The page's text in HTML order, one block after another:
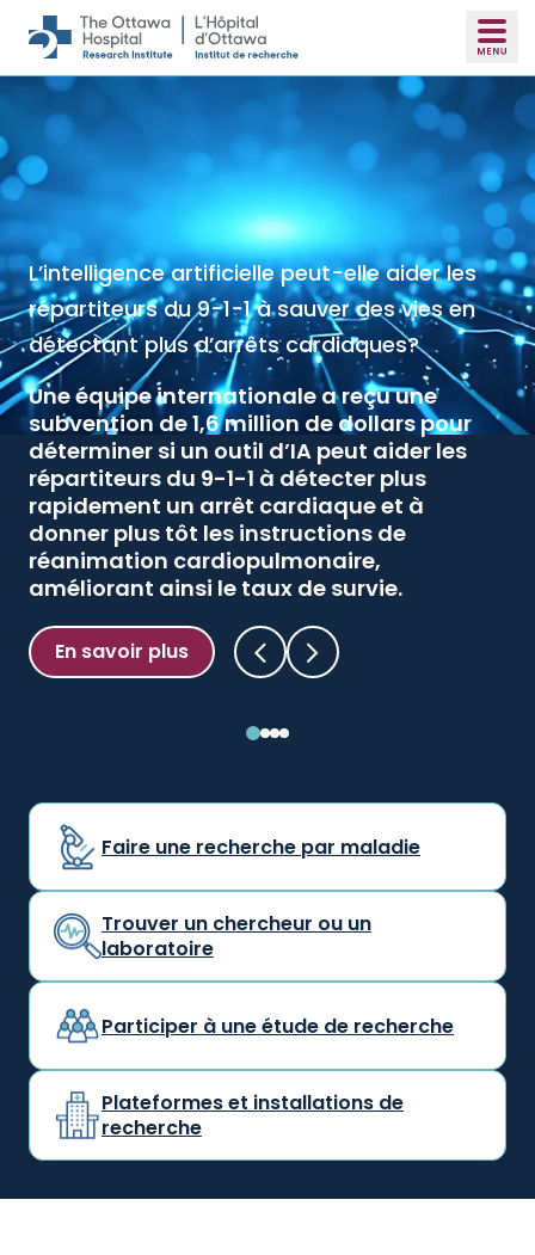
Skip to main content
L’intelligence artificielle peut-elle aider les
répartiteurs du 9-1-1 à sauver des vies en
détectant plus d’arrêts cardiaques?
Une équipe internationale a reçu une
subvention de 1,6 million de dollars pour
déterminer si un outil d’IA peut aider les
répartiteurs du 9-1-1 à détecter plus
rapidement un arrêt cardiaque et à
donner plus tôt les instructions de
réanimation cardiopulmonaire,
améliorant ainsi le taux de survie.
En savoir plus
Un médicament peu coûteux à administrer
dans la plupart des chirurgies lourdes pour
prévenir les transfusions sanguines
Selon une étude publiée dans le NEJM, un
médicament courant pourrait réduire les
pertes sanguines et le recours aux
transfusions et ainsi entraîner des
économies.
En savoir plus
Faire une recherche par maladie
Trouver un chercheur ou un
laboratoire
Participer à une étude de recherche
Plateformes et installations de
recherche